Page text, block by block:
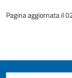
Pagina aggiornata il